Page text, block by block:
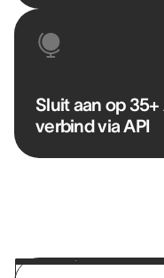
Sluit aan op
verbind via API